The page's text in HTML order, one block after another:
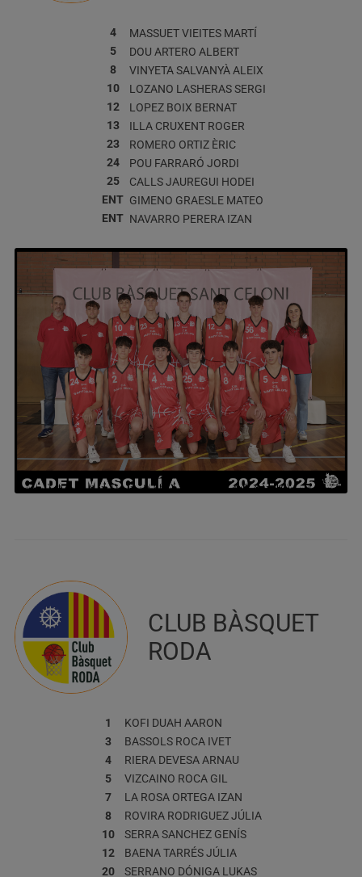
4 MASSUET VIEITES MARTÍ
5
DOU ARTERO ALBERT
8
VINYETA SALVANYÀ ALEIX
10
LOZANO LASHERAS SERGI
12
LOPEZ BOIX BERNAT
13
ILLA CRUXENT ROGER
23
ROMERO ORTIZ ÈRIC
24
POU FARRARÓ JORDI
25
CALLS JAUREGUI HODEI
ENT GIMENO GRAESLE MATEO
ENT NAVARRO PERERA IZAN
CLUB BÀSQUET
RODA
1 KOFI DUAH AARON
3
BASSOLS ROCA IVET
4
RIERA DEVESA ARNAU
5
VIZCAINO ROCA GIL
7
LA ROSA ORTEGA IZAN
8
ROVIRA RODRIGUEZ JÚLIA
10
SERRA SANCHEZ GENÍS
12
BAENA TARRÉS JÚLIA
20
SERRANO DÓNIGA LUKAS